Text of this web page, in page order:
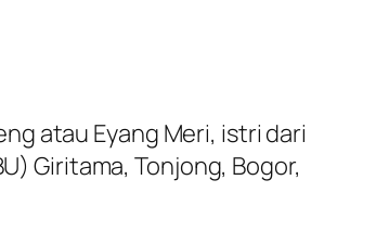
atau Eyang Meri, istri dari
Giritama, Tonjong, Bogor,